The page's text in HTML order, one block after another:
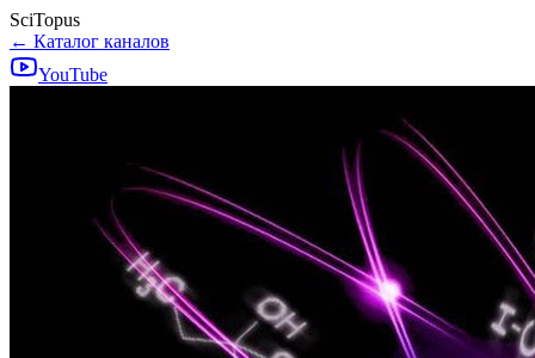
SciTopus
← Каталог каналов
YouTube